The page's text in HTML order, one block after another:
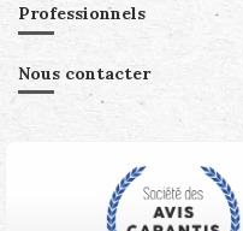
Professionnels
Nous contacter